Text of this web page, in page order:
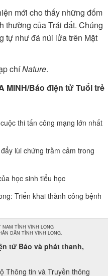
mới cho thấy những đốm
thường của Trái đất. Chúng
tự như đá núi lửa trên Mặt
chíNature.
MINH/Báo điện tử Tuổi trẻ
thi tấn công mạng lớn nhất
lùi chứng trầm cảm trong
học sinh tiểu học
Triển khai thành công bệnh
NAM TỈNH VĨNH LONG
DÂN TỈNH VĨNH LONG.
tử Báo và phát thanh,
Thông tin và Truyền thông